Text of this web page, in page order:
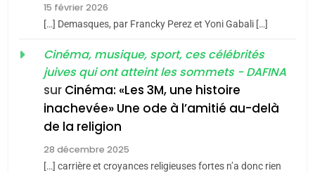
«Tu dis génocide, je dis
guerre»: La nouvelle
chanson de Boy George
ISRAÉL JUDAISME
15 février 2026
[…] Demasques, par Francky Perez et Yoni Gabali […]
Cinéma, musique, sport, ces célébrités
juives qui ont atteint les sommets - DAFINA
sur Cinéma: «Les 3M, une histoire
inachevée» Une ode à l’amitié au-delà
de la religion
28 décembre 2025
[…] carrière et croyances religieuses fortes n’a donc rien
meurtrière selon le rapport
l’antisémitisme
FIÈRE, DIGNE ET RÉSILIENTE :
POURQUOI JE REVENDIQUE
MA JUDAÏTE par Thérèse
Zrihen-Dvir
ISRAÉL